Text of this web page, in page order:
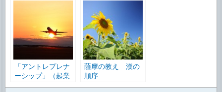
「アントレプレナ
ーシップ」（起業
薩摩の教え 漢の
順序